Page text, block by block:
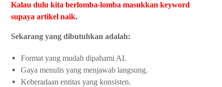
Kalau dulu kita berlomba-lomba masukkan keyword
supaya artikel naik.
Sekarang yang dibutuhkan adalah:
Format yang mudah dipahami AI.
Gaya menulis yang menjawab langsung.
Keberadaan entitas yang konsisten.